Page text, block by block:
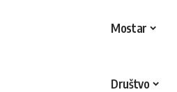
Mostar
Društvo